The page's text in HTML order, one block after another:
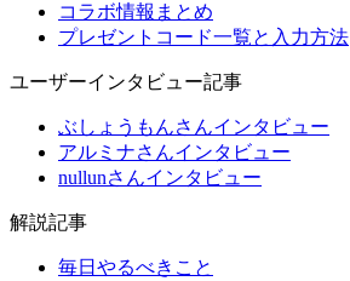
コラボ情報まとめ
プレゼントコード一覧と入力方法
ユーザーインタビュー記事
ぶしょうもんさんインタビュー
アルミナさんインタビュー
nullunさんインタビュー
解説記事
毎日やるべきこと